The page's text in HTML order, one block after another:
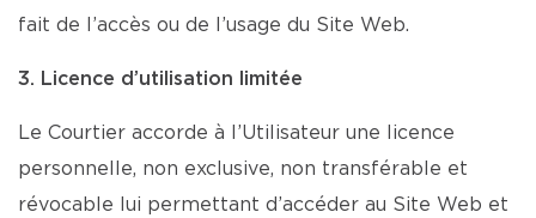
fait de l’accès ou de l’usage du Site Web.
3. Licence d’utilisation limitée
Le Courtier accorde à l’Utilisateur une licence
personnelle, non exclusive, non transférable et
révocable lui permettant d’accéder au Site Web et